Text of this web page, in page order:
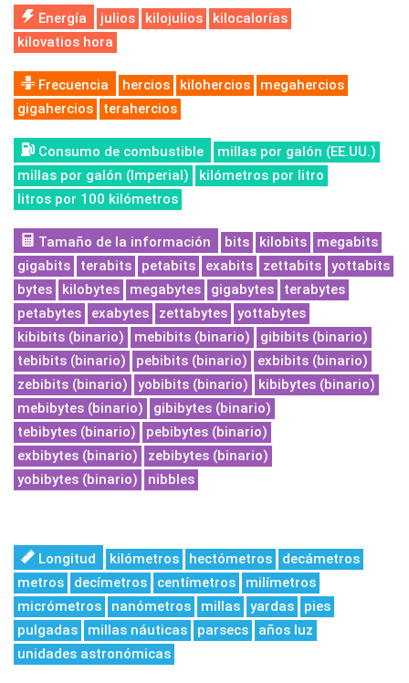
Energía julios kilojulios
kilocalorías
kilovatios hora
Frecuencia hercios kilohercios
megahercios
gigahercios
terahercios
Consumo de combustible
millas por galón (EE.UU.)
millas por galón (Imperial)
kilómetros por litro
litros por 100 kilómetros
Tamaño de la información bits kilobits
megabits
gigabits
terabits petabits exabits zettabits
yottabits
bytes
kilobytes megabytes gigabytes
terabytes
petabytes
exabytes zettabytes
yottabytes
kibibits (binario)
mebibits (binario)
gibibits (binario)
tebibits (binario)
pebibits (binario)
exbibits (binario)
zebibits (binario)
yobibits (binario)
kibibytes (binario)
mebibytes (binario)
gibibytes (binario)
tebibytes (binario)
pebibytes (binario)
exbibytes (binario)
zebibytes (binario)
yobibytes (binario)
nibbles
Longitud kilómetros hectómetros
decámetros
metros
decímetros centímetros
milímetros
micrómetros
nanómetros millas yardas
pies
pulgadas
millas náuticas parsecs
años luz
unidades astronómicas